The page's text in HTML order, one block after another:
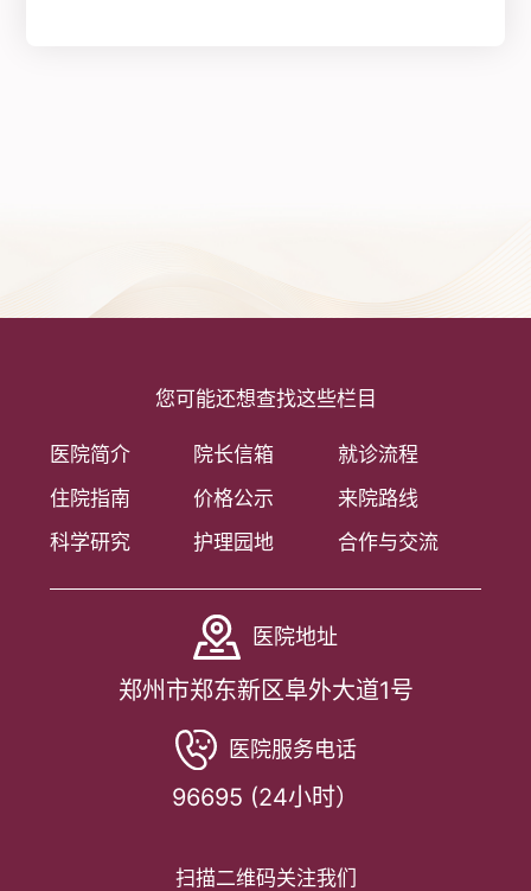
您可能还想查找这些栏目
医院简介 院长信箱
就诊流程
住院指南
价格公示
来院路线
科学研究
护理园地 合作与交流
医院地址
郑州市郑东新区阜外大道1号
医院服务电话
96695 (24小时）
扫描二维码关注我们